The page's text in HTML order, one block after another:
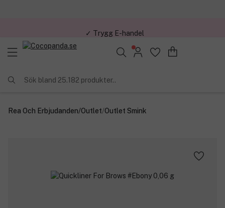
Sök bland 25.182 produkter..
Rea Och Erbjudanden/Outlet/Outlet Smink